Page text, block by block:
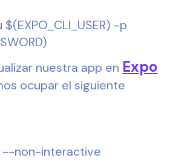
-p
nuestra app en Expo
ocupar el siguiente
--non-interactive